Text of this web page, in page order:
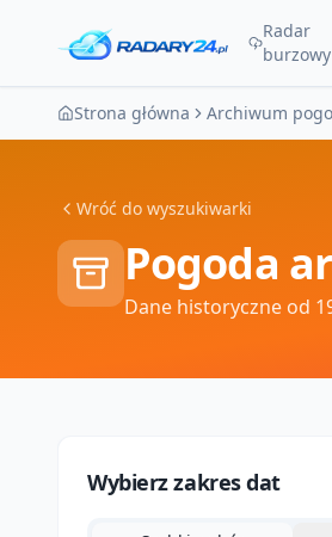
Radar
burzowy
Strona główna Archiwum
Wróć do wyszukiwarki
Pogoda
Dane historyczne od
Wybierz zakres dat